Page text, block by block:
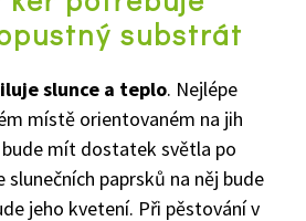
substrát
slunce a teplo. Nejlépe
místě orientovaném na jih
mít dostatek světla po
slunečních paprsků na něj bude
jeho kvetení. Při pěstování v